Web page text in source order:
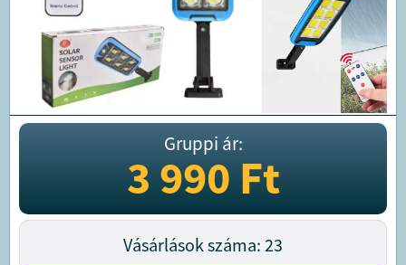
Gruppi ár:
3 990Ft
Vásárlások száma: 23